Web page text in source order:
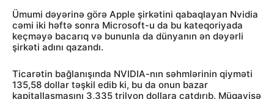
Ümumi dəyərinə görə Apple şirkətini qabaqlayan Nvidia
cəmi iki həftə sonra Microsoft-u da bu kateqoriyada
keçməyə bacarıq və bununla da dünyanın ən dəyərli
şirkəti adını qazandı.
Ticarətin bağlanışında NVIDIA-nın səhmlərinin qiyməti
135,58 dollar təşkil edib ki, bu da onun bazar
kapitallaşmasını 3,335 trilyon dollara çatdırıb. Müqayisə